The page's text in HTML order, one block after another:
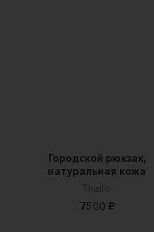
Городской рюкзак,
натуральная кожа
Thailo
7500 ₽